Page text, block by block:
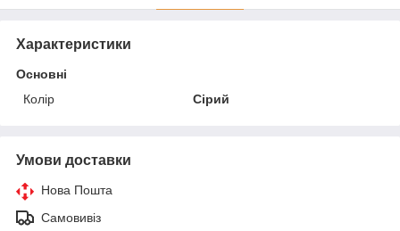
Характеристики
Основні
Колір
Сірий
Умови доставки
Нова Пошта
Самовивіз